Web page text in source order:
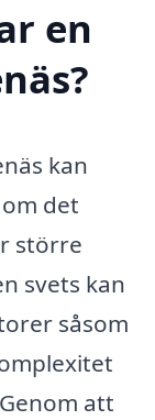
en
kan
det
större
svets kan
såsom
att